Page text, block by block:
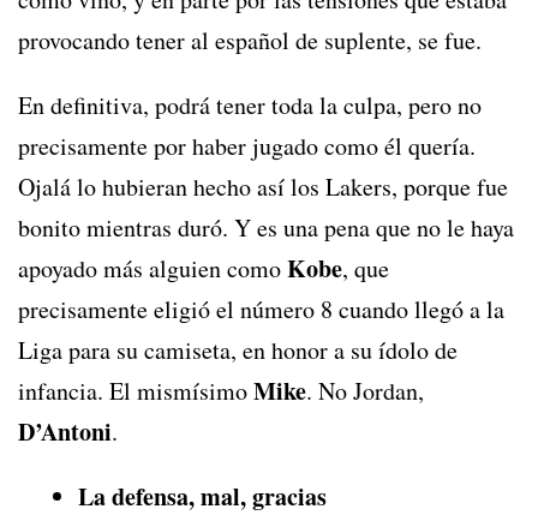
provocando tener al español de suplente, se fue.
En definitiva, podrá tener toda la culpa, pero no
precisamente por haber jugado como él quería.
Ojalá lo hubieran hecho así los Lakers, porque fue
bonito mientras duró. Y es una pena que no le haya
apoyado más alguien comoKobe, que
precisamente eligió el número 8 cuando llegó a la
Liga para su camiseta, en honor a su ídolo de
infancia. El mismísimoMike. No Jordan,
D’Antoni.
La defensa, mal, gracias